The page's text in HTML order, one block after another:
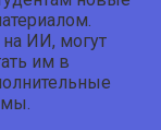
ИИ, могут
им в